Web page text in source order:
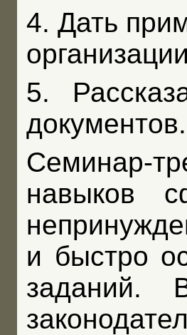
4. Дать
5.
документов.
Семинар-
навыков
и быстро
заданий.